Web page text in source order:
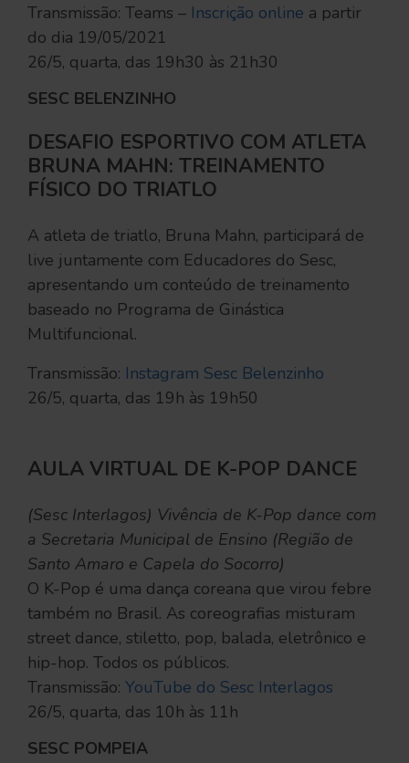
Transmissão: Teams – Inscrição online a partir
do dia 19/05/2021
26/5, quarta, das 19h30 às 21h30
SESC BELENZINHO
DESAFIO ESPORTIVO COM ATLETA
BRUNA MAHN: TREINAMENTO
FÍSICO DO TRIATLO
A atleta de triatlo, Bruna Mahn, participará de
live juntamente com Educadores do Sesc,
apresentando um conteúdo de treinamento
baseado no Programa de Ginástica
Multifuncional.
Transmissão: Instagram Sesc Belenzinho
26/5, quarta, das 19h às 19h50
AULA VIRTUAL DE K-POP DANCE
(Sesc Interlagos) Vivência de K-Pop dance com
a Secretaria Municipal de Ensino (Região de
Santo Amaro e Capela do Socorro)
O K-Pop é uma dança coreana que virou febre
também no Brasil. As coreografias misturam
street dance, stiletto, pop, balada, eletrônico e
hip-hop. Todos os públicos.
Transmissão: YouTube do Sesc Interlagos
26/5, quarta, das 10h às 11h
SESC POMPEIA